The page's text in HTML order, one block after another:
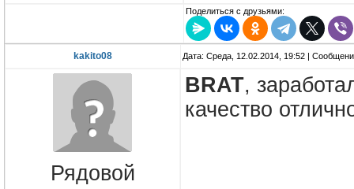
Поделиться с друзьями:
kakito08 Дата: Среда, 12.02.2014, 19:52 |
Рядовой
BRAT,
качество